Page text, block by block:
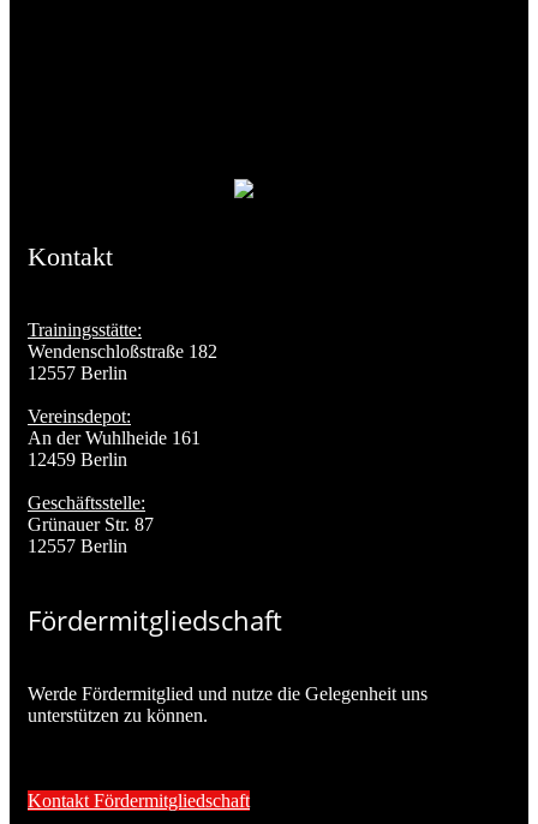
Kontakt
Trainingsstätte:
Wendenschloßstraße 182
12557 Berlin
Vereinsdepot:
An der Wuhlheide 161
12459 Berlin
Geschäftsstelle:
Grünauer Str. 87
12557 Berlin
Fördermitgliedschaft
Werde Fördermitglied und nutze die Gelegenheit uns
unterstützen zu können.
Kontakt Fördermitgliedschaft